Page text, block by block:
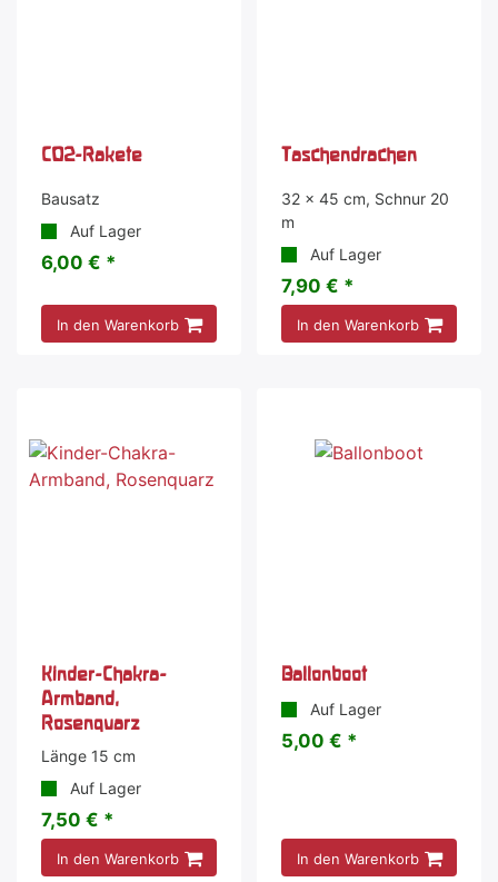
CO2-Rakete
Bausatz
Auf Lager
6,00 € *
In den Warenkorb
Taschendrachen
32 x 45 cm, Schnur 20
m
Auf Lager
7,90 € *
In den Warenkorb
Kinder-Chakra-
Armband,
Rosenquarz
Länge 15 cm
Auf Lager
7,50 € *
In den Warenkorb
Ballonboot
Auf Lager
5,00 € *
In den Warenkorb